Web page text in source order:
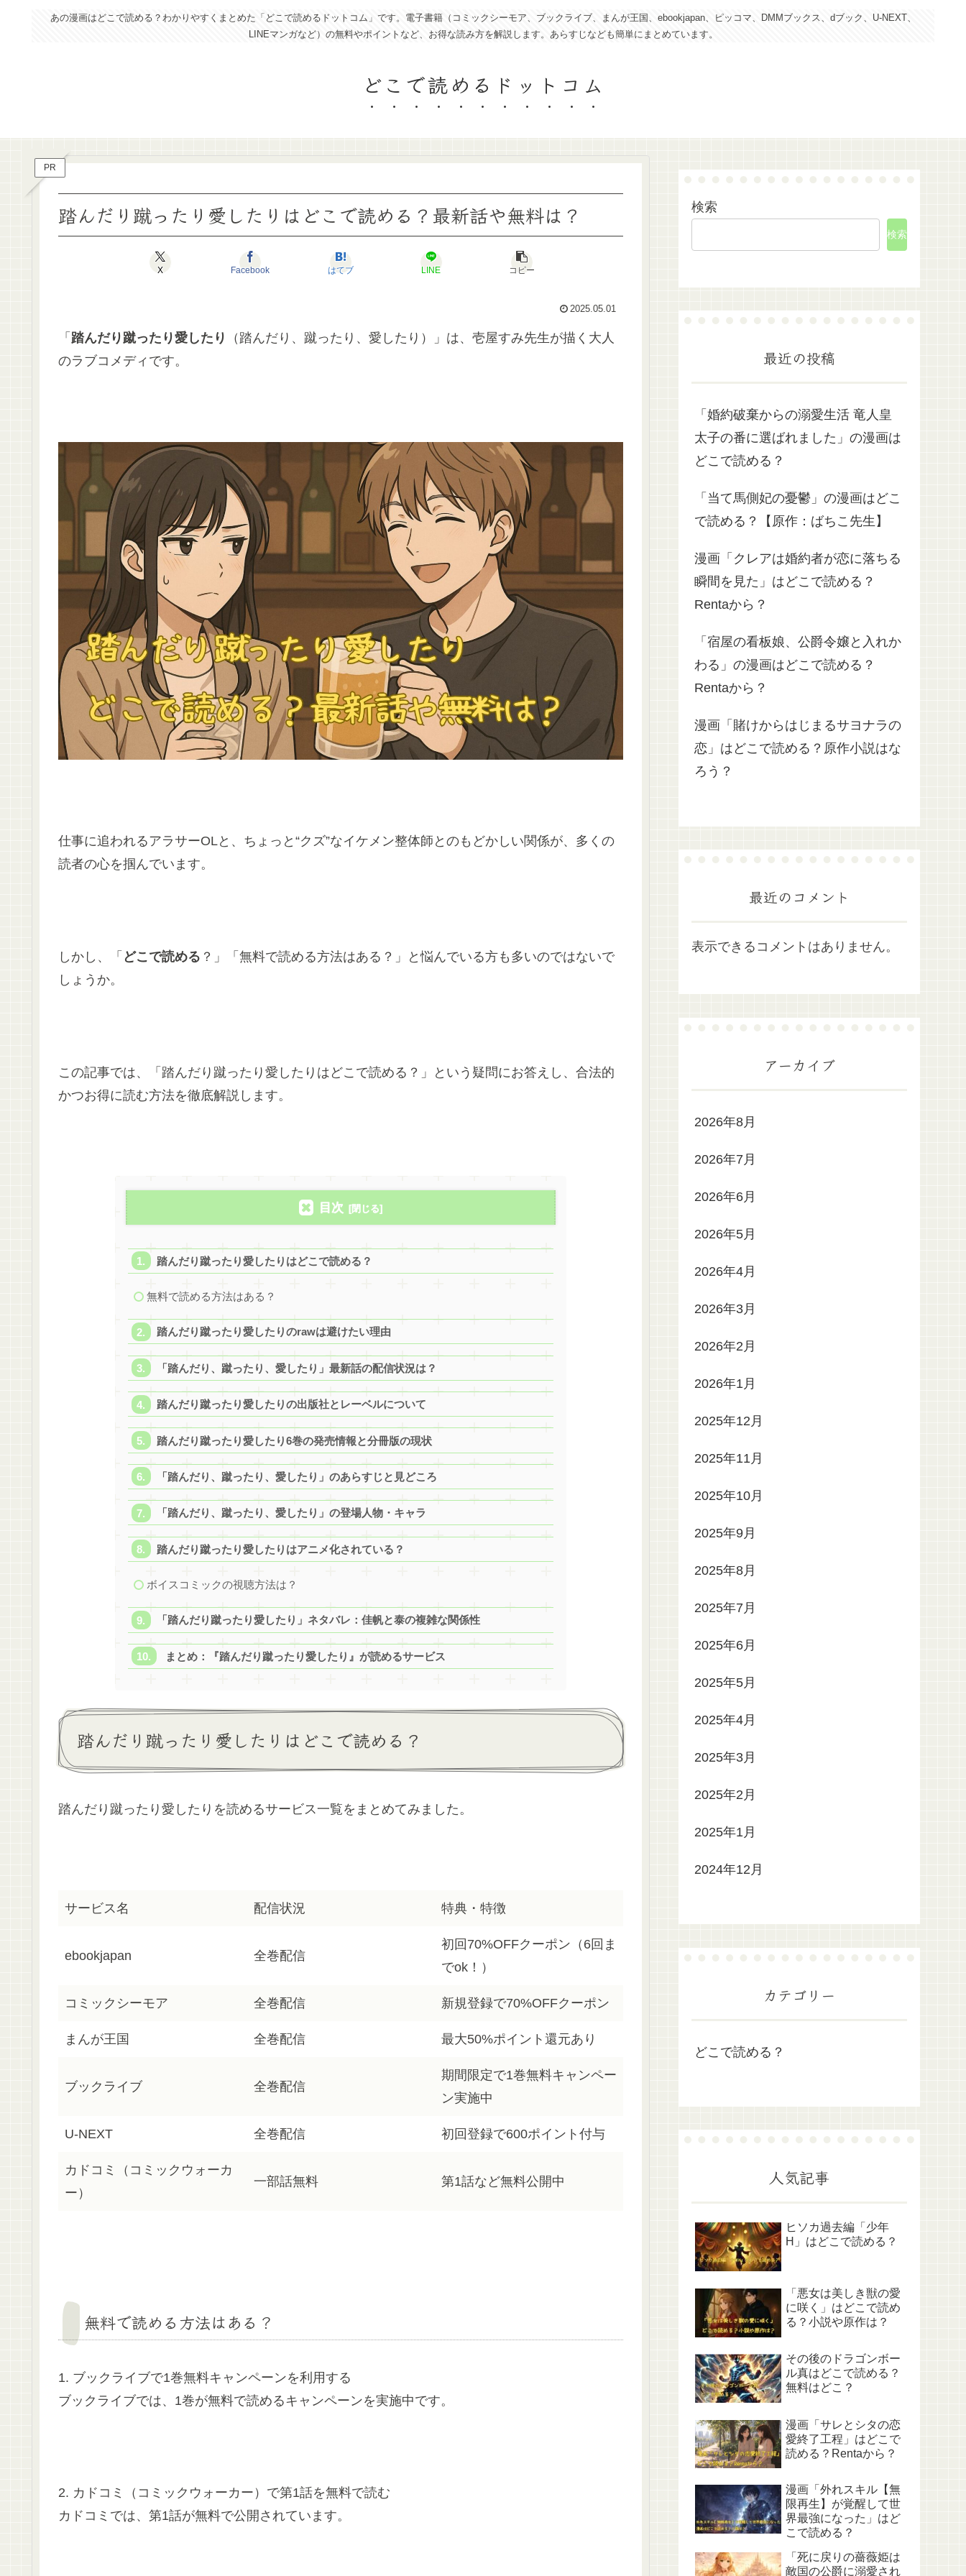
あの漫画はどこで読める？わかりやすくまとめた「どこで読めるドットコム」です。電子書籍（コミックシーモア、ブックライブ、まんが王国、ebookjapan、ピッコマ、DMMブックス、dブック、U-NEXT、
LINEマンガなど）の無料やポイントなど、お得な読み方を解説します。あらすじなども簡単にまとめています。
どこで読めるドットコム
PR
踏んだり蹴ったり愛したりはどこで読める？最新話や無料は？
X Facebook はてブ LINE コピー
2025.05.01
「 踏んだり蹴ったり愛したり
（踏んだり、蹴ったり、愛したり）」は、壱屋すみ先生が描く大人
のラブコメディです。
​仕事に追われるアラサーOLと、ちょっと“クズ”なイケメン整体師とのもどかしい関係が、多くの
読者の心を掴んでいます。​
しかし、「 どこで読める ？」「無料で読める方法はある？」と悩んでいる方も多いのではないで
しょうか。​
この記事では、「踏んだり蹴ったり愛したりはどこで読める？」という疑問にお答えし、合法的
かつお得に読む方法を徹底解説します。​
目次
踏んだり蹴ったり愛したりはどこで読める？
無料で読める方法はある？
踏んだり蹴ったり愛したりのrawは避けたい理由​
「踏んだり、蹴ったり、愛したり」最新話の配信状況は？
踏んだり蹴ったり愛したりの出版社とレーベルについて​
踏んだり蹴ったり愛したり6巻の発売情報と分冊版の現状​
「踏んだり、蹴ったり、愛したり」のあらすじと見どころ​
「踏んだり、蹴ったり、愛したり」の登場人物・キャラ
踏んだり蹴ったり愛したりはアニメ化されている？
ボイスコミックの視聴方法​は？​
「踏んだり蹴ったり愛したり」ネタバレ：佳帆と泰の複雑な関係性
まとめ：『踏んだり蹴ったり愛したり』が読めるサービス
踏んだり蹴ったり愛したりはどこで読める？
踏んだり蹴ったり愛したりを読めるサービス一覧をまとめてみました。
サービス名 配信状況 特典・特徴
ebookjapan 全巻配信
初回70%OFFクーポン（6回ま
でok！）
コミックシーモア 全巻配信 新規登録で70%OFFクーポン
まんが王国 全巻配信 最大50%ポイント還元あり
ブックライブ 全巻配信
期間限定で1巻無料キャンペー
ン実施中
U-NEXT 全巻配信 初回登録で600ポイント付与
カドコミ（コミックウォーカ
ー）
一部話無料 第1話など無料公開中
無料で読める方法はある？
1. ブックライブで1巻無料キャンペーンを利用する
ブックライブでは、1巻が無料で読めるキャンペーンを実施中です。 ​
2. カドコミ（コミックウォーカー）で第1話を無料で読む
カドコミでは、第1話が無料で公開されています。 ​
検索
検索
最近の投稿
「婚約破棄からの溺愛生活 竜人皇
太子の番に選ばれました」の漫画は
どこで読める？
「当て馬側妃の憂鬱」の漫画はどこ
で読める？【原作：ばちこ先生】
漫画「クレアは婚約者が恋に落ちる
瞬間を見た」はどこで読める？
Rentaから？
「宿屋の看板娘、公爵令嬢と入れか
わる」の漫画はどこで読める？
Rentaから？
漫画「賭けからはじまるサヨナラの
恋」はどこで読める？原作小説はな
ろう？
最近のコメント
表示できるコメントはありません。
アーカイブ
2026年8月
2026年7月
2026年6月
2026年5月
2026年4月
2026年3月
2026年2月
2026年1月
2025年12月
2025年11月
2025年10月
2025年9月
2025年8月
2025年7月
2025年6月
2025年5月
2025年4月
2025年3月
2025年2月
2025年1月
2024年12月
カテゴリー
どこで読める？
人気記事
ヒソカ過去編「少年
H」はどこで読める？
「悪女は美しき獣の愛
に咲く」はどこで読め
る？小説や原作は？
その後のドラゴンボー
ル真はどこで読める？
無料はどこ？
漫画「サレとシタの恋
愛終了工程」はどこで
読める？Rentaから？
漫画「外れスキル【無
限再生】が覚醒して世
界最強になった」はど
こで読める？
「死に戻りの薔薇姫は
敵国の公爵に溺愛され